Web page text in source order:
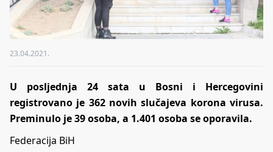
23.04.2021.
U posljednja 24 sata u Bosni i Hercegovini
registrovano je 362 novih slučajeva korona virusa.
Preminulo je 39 osoba, a 1.401 osoba se oporavila.
Federacija BiH